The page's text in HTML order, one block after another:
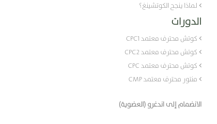
لماذا ينجح الكوتشينغ؟
الدورات
كوتش محترف معتمد CPC1
كوتش محترف معتمد CPC2
كوتش محترف معتمد CPC
منتور محترف معتمد CMP
الانضمام إلى اندغرو (العضوية)